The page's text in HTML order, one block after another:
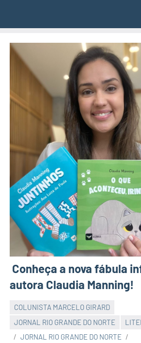
Conheça a nova fábula
autora Claudia Manning!
COLUNISTA MARCELO GIRARD
JORNAL RIO GRANDE DO NORTE
JORNAL RIO GRANDE DO NORTE